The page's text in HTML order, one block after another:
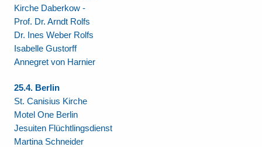
Kirche Daberkow -
Prof. Dr. Arndt Rolfs
Dr. Ines Weber Rolfs
Isabelle Gustorff
Annegret von Harnier
25.4. Berlin
St. Canisius Kirche
Motel One Berlin
Jesuiten Flüchtlingsdienst
Martina Schneider